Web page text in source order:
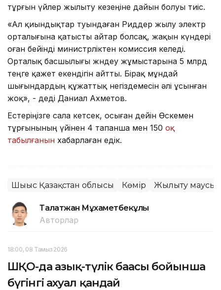
тұрғын үйлер жылыту кезеңіне дайын болуы тиіс.
«Ал қиындықтар туындаған Риддер жылу электр
орталығына қатысты айтар болсақ, жақын күндері
оған бейінді министрліктен комиссия келеді.
Орталық басшылығы жөндеу жұмыстарына 5 млрд
теңге қажет екендігін айтты. Бірақ мұндай
шығындардың құжаттық негіздемесін әлі ұсынған
жоқ», - деді Даниал Ахметов.
Естеріңізге сала кетсек, осыған дейін Өскемен
тұрғынының үйінен 4 тапанша мен 150 оқ
табылғанын хабарлаған едік.
Шығыс Қазақстан облысы Көмір Жылыту
Талғатжан Мұхаметбекұлы
Авторлар
18:00, 08 Тамыз 2026
ШҚО-да азық-түлік бағасы бойынша
бүгінгі ахуал қандай